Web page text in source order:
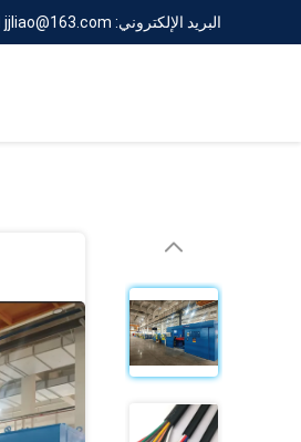
البريد الإلكتروني: jjliao@163.com